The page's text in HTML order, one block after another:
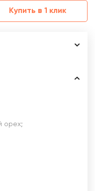
Купить в 1 клик
орех;